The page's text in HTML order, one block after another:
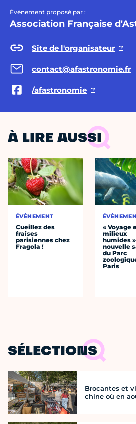
Évènement proposé par :
Association Française
Site de l'organisateur
contact@afastronomie.fr
/afastronomie
À LIRE AUSSI
ÉVÈNEMENT
Cueillez des
fraises
parisiennes chez
Fragola !
« Voyage
milieux
humides
nouvelle
du Parc
Paris
SÉLECTIONS
Brocantes et
chine où en